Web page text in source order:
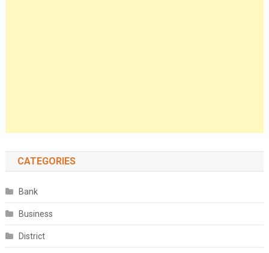
CATEGORIES
Bank
Business
District